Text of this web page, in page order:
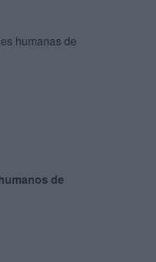
humanas de
de